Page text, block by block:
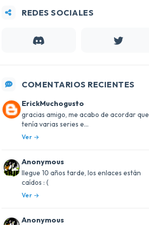
REDES SOCIALES
COMENTARIOS RECIENTES
ErickMuchogusto
gracias amigo, me acabo de acordar que
tenía varias series e...
Ver
Anonymous
llegue 10 años tarde, los enlaces están
caídos : (
Ver
Anonymous